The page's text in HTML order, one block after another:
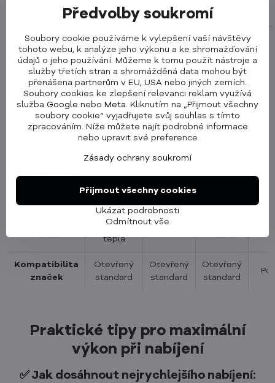
Do košíku Do košíku
Qi2.2 vs. Qi2 vs. Qi vs. MagSafe –
srovnávací tabulka
Protokol
nabíjení
Qi2.2 Qi2 Qi
až 25 W až 15 W
Magnetické
Vylepšená
kontrola
tepla
Střední
Kompatibilita
značek
Otevřený
standard
Otevřený
standard
Otevřený
standard
Praktické tipy pro maximální
výkon při nabíjení
✅ Jak dosáhnout nejrychlejšího nabíjení:
Předvolby soukromí
Soubory cookie používáme k vylepšení vaší návštěvy
tohoto webu, k analýze jeho výkonu a ke shromažďování
údajů o jeho používání. Můžeme k tomu použít nástroje a
služby třetích stran a shromážděná data mohou být
přenášena partnerům v EU, USA nebo jiných zemích.
Soubory cookies ke zlepšení relevanci reklam využívá
služba Google nebo Meta . Kliknutím na „Přijmout všechny
soubory cookie“ vyjadřujete svůj souhlas s tímto
zpracováním. Níže můžete najít podrobné informace
nebo upravit své preference
Zásady ochrany soukromí
Ukázat podrobnosti
Přijmout všechny cookies
Odmítnout vše